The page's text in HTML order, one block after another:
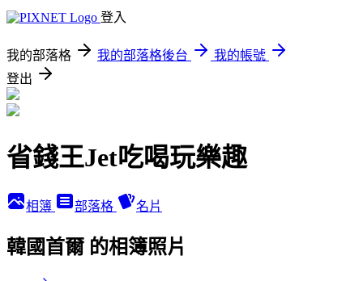
登入
我的部落格 我的部落格後台
我的帳號
登出
省錢王Jet吃喝玩樂趣
相簿 部落格 名片
韓國首爾 的相簿照片